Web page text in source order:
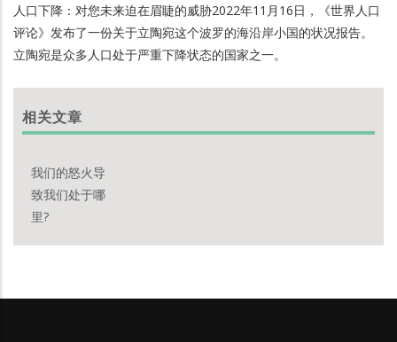
人口下降：对您未来迫在眉睫的威胁2022年11月16日，《世界人口
评论》发布了一份关于立陶宛这个波罗的海沿岸小国的状况报告。
立陶宛是众多人口处于严重下降状态的国家之一。
相关文章
我们的怒火导
致我们处于哪
里?